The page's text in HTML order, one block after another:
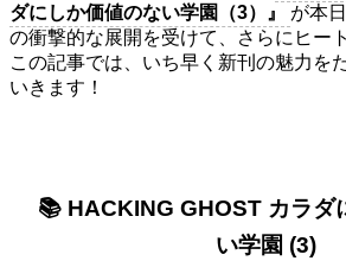
ダにしか価値のない学園（3）』
が本
の衝撃的な展開を受けて、さらにヒー
この記事では、いち早く新刊の魅力を
いきます！
📚 HACKING GHOST カラダ
い学園 (3)